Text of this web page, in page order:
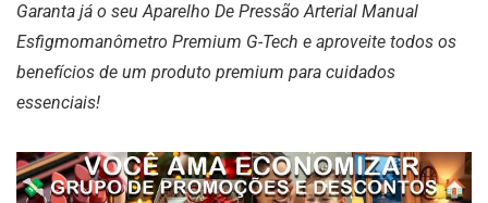
Garanta já o seu Aparelho De Pressão Arterial Manual
Esfigmomanômetro Premium G-Tech e aproveite todos os
benefícios de um produto premium para cuidados
essenciais!